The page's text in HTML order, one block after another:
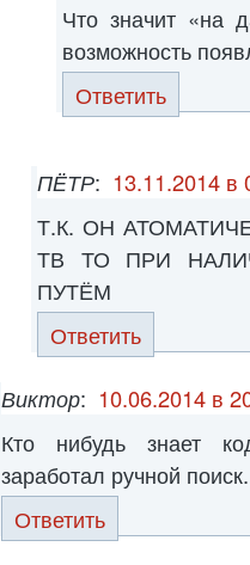
Что значит «на
возможность
Ответить
ПЁТР: 13.11.2014 в
Т.К. ОН
ТВ ТО ПРИ
ПУТЁМ
Ответить
Виктор: 10.06.2014 в
Кто нибудь знает
заработал ручной поиск.
Ответить